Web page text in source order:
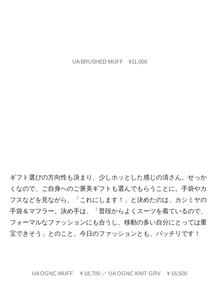
UA BRUSHED MUFF ¥11,000
ギフト選びの方向性も決まり、少しホッとした感じの清さん。せっか
くなので、ご自身へのご褒美ギフトも選んでもらうことに。手袋やカ
フスなどを見ながら、「これにします！」と決めたのは、カシミヤの
手袋＆マフラー。決め手は、「普段からよくスーツを着ているので、
フォーマルなファッションにも合うし、移動の多い自分にとっては重
宝できそう」とのこと。今日のファッションとも、バッチリです！
UA OGNC MUFF ￥18,700 ／ UA OGNC KNIT GRV ￥16,500